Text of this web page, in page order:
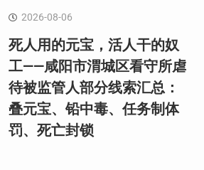
2026-08-06
死人用的元宝，活人干的奴
工——咸阳市渭城区看守所虐
待被监管人部分线索汇总：
叠元宝、铅中毒、任务制体
罚、死亡封锁